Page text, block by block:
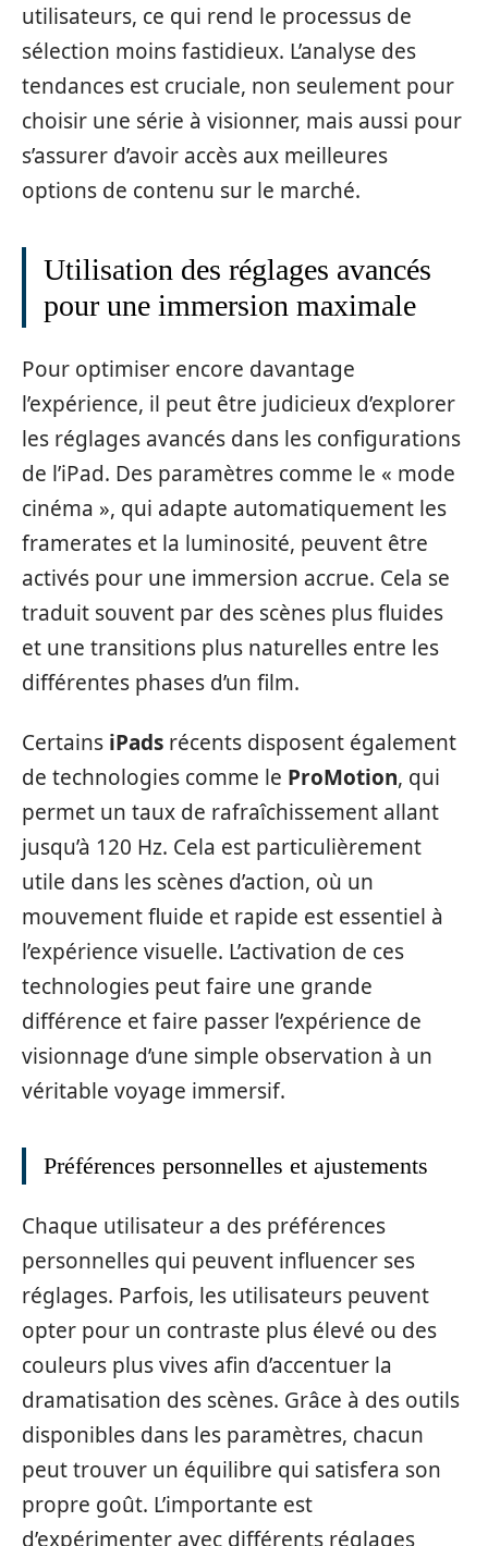
utilisateurs, ce qui rend le processus de
sélection moins fastidieux. L’analyse des
tendances est cruciale, non seulement pour
choisir une série à visionner, mais aussi pour
s’assurer d’avoir accès aux meilleures
options de contenu sur le marché.
Utilisation des réglages avancés
pour une immersion maximale
Pour optimiser encore davantage
l’expérience, il peut être judicieux d’explorer
les réglages avancés dans les configurations
de l’iPad. Des paramètres comme le « mode
cinéma », qui adapte automatiquement les
framerates et la luminosité, peuvent être
activés pour une immersion accrue. Cela se
traduit souvent par des scènes plus fluides
et une transitions plus naturelles entre les
différentes phases d’un film.
Certains iPads récents disposent également
de technologies comme le ProMotion, qui
permet un taux de rafraîchissement allant
jusqu’à 120 Hz. Cela est particulièrement
utile dans les scènes d’action, où un
mouvement fluide et rapide est essentiel à
l’expérience visuelle. L’activation de ces
technologies peut faire une grande
différence et faire passer l’expérience de
visionnage d’une simple observation à un
véritable voyage immersif.
Préférences personnelles et ajustements
Chaque utilisateur a des préférences
personnelles qui peuvent influencer ses
réglages. Parfois, les utilisateurs peuvent
opter pour un contraste plus élevé ou des
couleurs plus vives afin d’accentuer la
dramatisation des scènes. Grâce à des outils
disponibles dans les paramètres, chacun
peut trouver un équilibre qui satisfera son
propre goût. L’importante est
d’expérimenter avec différents réglages